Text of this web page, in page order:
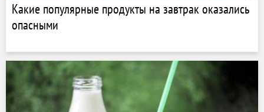
Какие популярные продукты на завтрак оказались
опасными